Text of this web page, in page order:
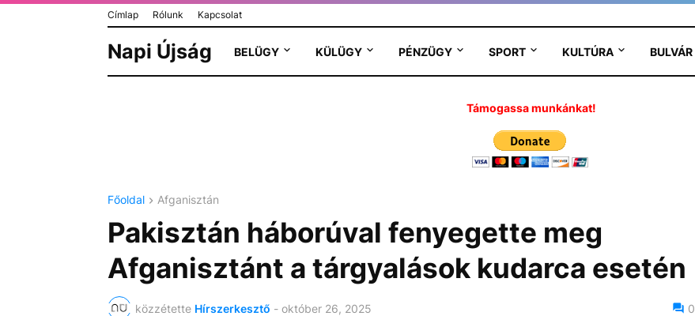
Címlap Rólunk Kapcsolat
Napi Újság BELÜGY KÜLÜGY PÉNZÜGY SPORT KULTÚRA BULVÁR
Támogassa munkánkat!
Főoldal Afganisztán
Pakisztán háborúval fenyegette meg
Afganisztánt a tárgyalások kudarca esetén
közzétette Hírszerkesztő - október 26, 2025 0